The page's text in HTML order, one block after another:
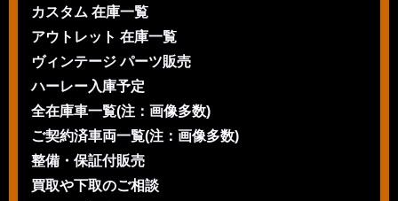
カスタム 在庫一覧
アウトレット 在庫一覧
ヴィンテージ パーツ販売
ハーレー入庫予定
全在庫車一覧(注：画像多数)
ご契約済車両一覧(注：画像多数)
整備・保証付販売
買取や下取のご相談